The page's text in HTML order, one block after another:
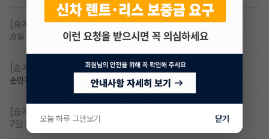
[승계찾아줘] 렌탈 승계차량 찾습니다 바로진행
.6일 전 댓글 6
[승계찾아줘] 아반떼cn7 승계자 구합니다
손민경 댓글 4
[승계찾아줘]
7일 전 조회 88 댓글 2
오늘 하루 그만보기 닫기